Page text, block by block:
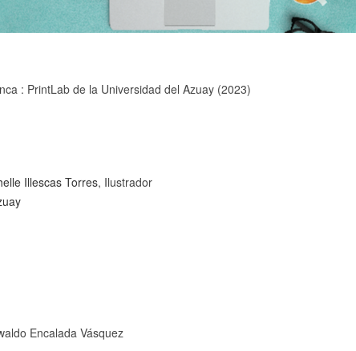
: PrintLab de la Universidad del Azuay (2023)
Illescas Torres, Ilustrador
Encalada Vásquez